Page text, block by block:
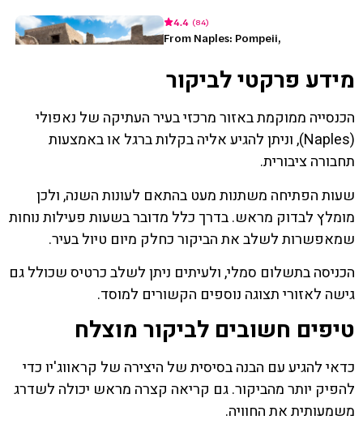
מידע פרקטי לביקור
הכנסייה ממוקמת באזור מרכזי בעיר העתיקה של נאפולי
(Naples), וניתן להגיע אליה בקלות ברגל או באמצעות
תחבורה ציבורית.
שעות הפתיחה משתנות מעט בהתאם לעונות השנה, ולכן
מומלץ לבדוק מראש. בדרך כלל מדובר בשעות פעילות נוחות
שמאפשרות לשלב את הביקור כחלק מיום טיול בעיר.
הכניסה בתשלום סמלי, ולעיתים ניתן לשלב כרטיס שכולל גם
גישה לאזורי תצוגה נוספים הקשורים למוסד.
טיפים חשובים לביקור מוצלח
כדאי להגיע עם הבנה בסיסית של היצירה של קראווג'יו כדי
להפיק יותר מהביקור. גם קריאה קצרה מראש יכולה לשדרג
משמעותית את החוויה.